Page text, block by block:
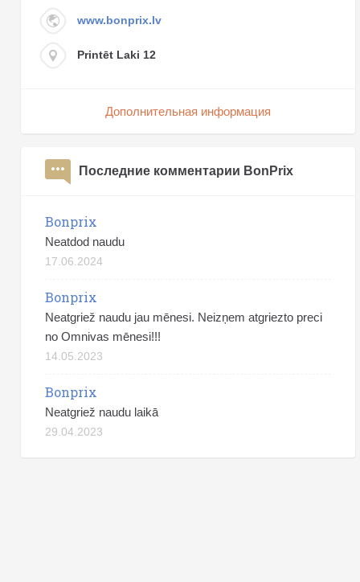
www.bonprix.lv
Printēt Laki 12
Дополнительная информация
Последние комментарии BonPrix
Bonprix
Neatdod naudu
17.06.2024
Bonprix
Neatgriež naudu jau mēnesi. Neizņem atgriezto preci
no Omnivas mēnesi!!!
14.05.2023
Bonprix
Neatgriež naudu laikā
29.04.2023